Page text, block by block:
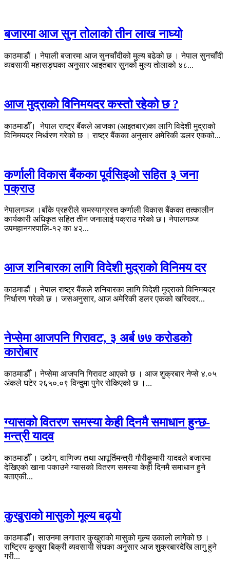
बजारमा आज सुन तोलाको तीन लाख नाघ्यो
काठमाडौं । नेपाली बजारमा आज सुनचाँदीको मुल्य बढेको छ । नेपाल सुनचाँदी
व्यवसायी महासङ्घका अनुसार आइतबार सुनको मुल्य तोलाको ४८...
आज मुद्राको विनिमयदर कस्तो रहेको छ ?
काठमाडौँ। नेपाल राष्ट्र बैंकले आजका (आइतबार)का लागि विदेशी मुद्राको
विनिमयदर निर्धारण गरेको छ । राष्ट्र बैंकका अनुसार अमेरिकी डलर एकको...
कर्णाली विकास बैंकका पूर्वसिइओ सहित ३ जना
पक्राउ
नेपालगञ्ज ।बाँके प्रहरीले समस्याग्रस्त कर्णाली विकास बैंकका तत्कालीन
कार्यकारी अधिकृत सहित तीन जनालाई पक्राउ गरेको छ। नेपालगञ्ज
उपमहानगरपालि-१२ का ४२...
आज शनिबारका लागि विदेशी मुद्राको विनिमय दर
काठमाडौं । नेपाल राष्ट्र बैंकले शनिबारका लागि विदेशी मुद्राको विनिमयदर
निर्धारण गरेको छ । जसअनुसार, आज अमेरिकी डलर एकको खरिददर...
नेप्सेमा आजपनि गिरावट, ३ अर्ब ७७ करोडको
कारोबार
काठमाडौँ । नेप्सेमा आजपनि गिरावट आएको छ । आज शुक्रबार नेप्से ४.०५
अंकले घटेर २६५०.०९ विन्दुमा पुगेर रोकिएको छ ।...
ग्यासको वितरण समस्या केही दिनमै समाधान हुन्छ-
मन्त्री यादव
काठमाडौँ । उद्योग, वाणिज्य तथा आपूर्तिमन्त्री गौरीकुमारी यादवले बजारमा
देखिएको खाना पकाउने ग्यासको वितरण समस्या केही दिनमै समाधान हुने
बताएकी...
कुखुराको मासुको मूल्य बढ्यो
काठमाडौँ। साउनमा लगातार कुखुराको मासुको मूल्य उकालो लागेको छ ।
राष्ट्रिय कुखुरा बिक्री व्यवसायी संघका अनुसार आज शुक्रबारदेखि लागु हुने
गरी...